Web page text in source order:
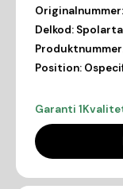
Originalnummer:
Delkod:
Position:
Garanti 1